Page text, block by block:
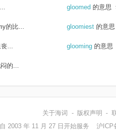
gloomed 的意思
的比... gloomiest 的意思
... glooming 的意思
的...
关于海词 - 版权声明 -
2003 年 11 月 27 日开始服务 沪ICP